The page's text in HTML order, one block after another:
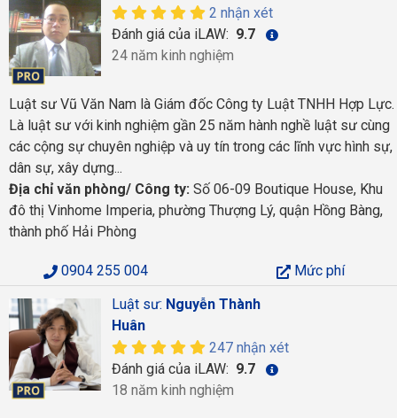
2 nhận xét
Đánh giá của iLAW: 9.7
24 năm kinh nghiệm
Luật sư Vũ Văn Nam là Giám đốc Công ty Luật TNHH Hợp Lực.
Là luật sư với kinh nghiệm gần 25 năm hành nghề luật sư cùng
các cộng sự chuyên nghiệp và uy tín trong các lĩnh vực hình sự,
dân sự, xây dựng...
Địa chỉ văn phòng/ Công ty: Số 06-09 Boutique House, Khu
đô thị Vinhome Imperia, phường Thượng Lý, quận Hồng Bàng,
thành phố Hải Phòng
0904 255 004
Mức phí
Luật sư: Nguyễn Thành
Huân
247 nhận xét
Đánh giá của iLAW: 9.7
18 năm kinh nghiệm